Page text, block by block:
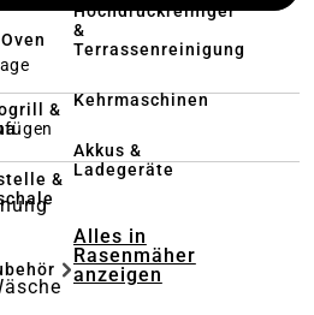
&
&
Hochdruckreiniger
&
Terrassenreinigung
Kehrmaschinen
Akkus &
Ladegeräte
Alles in
Rasenmäher
anzeigen